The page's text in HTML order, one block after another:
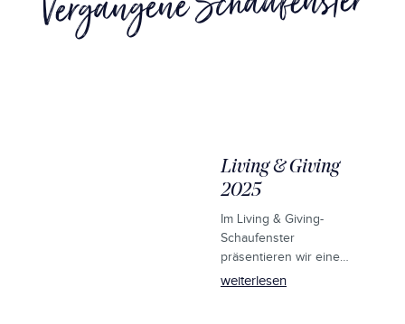
Living & Giving
2025
Im Living & Giving-
Schaufenster
präsentieren wir eine
inspirierende Auswahl an
weiterlesen